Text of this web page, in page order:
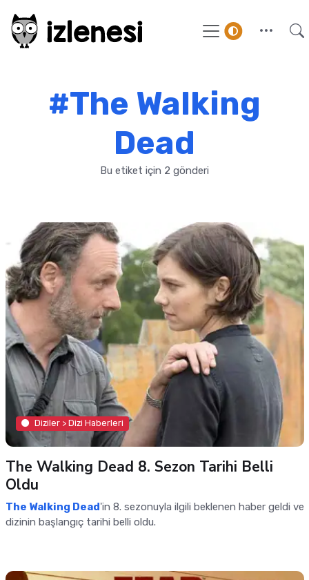
#The Walking
Dead
Bu etiket için 2 gönderi
Diziler > Dizi Haberleri
The Walking Dead 8. Sezon Tarihi Belli
Oldu
The Walking Dead'in 8. sezonuyla ilgili beklenen haber geldi ve
dizinin başlangıç tarihi belli oldu.